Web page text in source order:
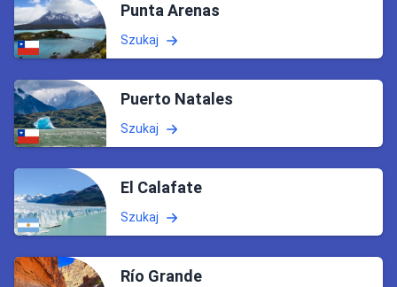
Punta Arenas
Szukaj
Puerto Natales
Szukaj
El Calafate
Szukaj
Río Grande